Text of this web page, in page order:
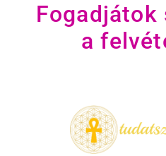
Fogadjátok
a